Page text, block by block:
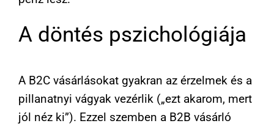
A döntés pszichológiája
A B2C vásárlásokat gyakran az érzelmek és a
pillanatnyi vágyak vezérlik („ezt akarom, mert
jól néz ki”). Ezzel szemben a B2B vásárló